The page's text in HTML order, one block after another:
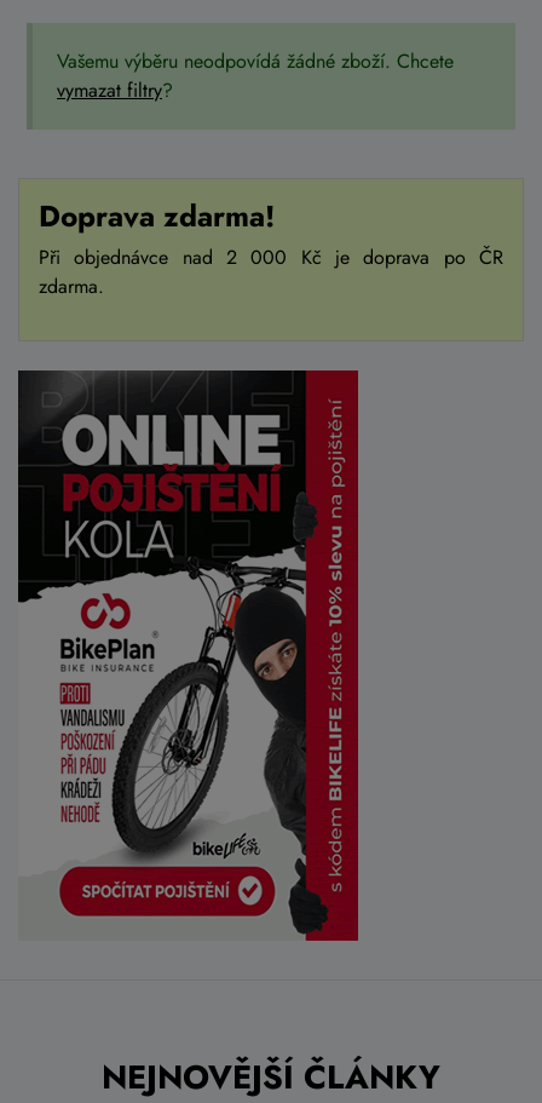
Vašemu výběru neodpovídá žádné zboží. Chcete
vymazat filtry?
Doprava zdarma!
Při objednávce nad 2 000 Kč je doprava po ČR
zdarma.
NEJNOVĚJŠÍ ČLÁNKY